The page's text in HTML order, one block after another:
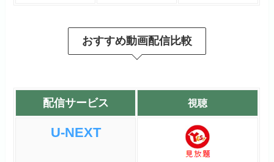
おすすめ動画配信比較
配信サービス 視聴
U-NEXT